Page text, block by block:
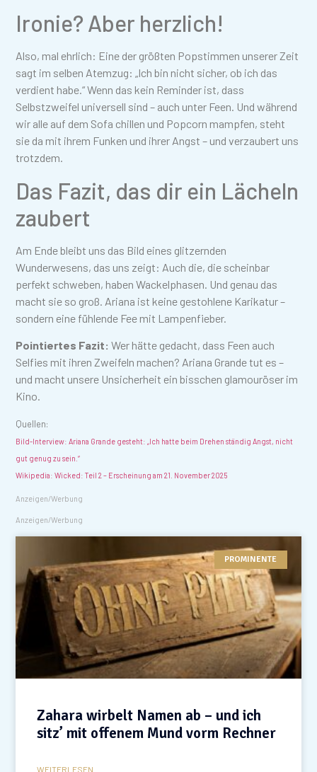
Ironie? Aber herzlich!
Also, mal ehrlich: Eine der größten Popstimmen unserer Zeit
sagt im selben Atemzug: „Ich bin nicht sicher, ob ich das
verdient habe.“ Wenn das kein Reminder ist, dass
Selbstzweifel universell sind – auch unter Feen. Und während
wir alle auf dem Sofa chillen und Popcorn mampfen, steht
sie da mit ihrem Funken und ihrer Angst – und verzaubert uns
trotzdem.
Das Fazit, das dir ein Lächeln
zaubert
Am Ende bleibt uns das Bild eines glitzernden
Wunderwesens, das uns zeigt: Auch die, die scheinbar
perfekt schweben, haben Wackelphasen. Und genau das
macht sie so groß. Ariana ist keine gestohlene Karikatur –
sondern eine fühlende Fee mit Lampenfieber.
Pointiertes Fazit: Wer hätte gedacht, dass Feen auch
Selfies mit ihren Zweifeln machen? Ariana Grande tut es –
und macht unsere Unsicherheit ein bisschen glamouröser im
Kino.
Quellen:
Bild-Interview: Ariana Grande gesteht: „Ich hatte beim Drehen ständig Angst, nicht
gut genug zu sein.“
Wikipedia: Wicked: Teil 2 – Erscheinung am 21. November 2025
Anzeigen/Werbung
Anzeigen/Werbung
PROMINENTE
Zahara wirbelt Namen ab – und ich
sitz’ mit offenem Mund vorm Rechner
WEITERLESEN...